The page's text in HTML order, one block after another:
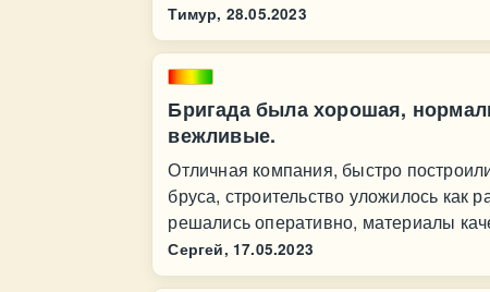
Тимур, 28.05.2023
Бригада была хорошая,
вежливые.
Отличная компания, быстро
бруса, строительство уложилось как
решались оперативно, материалы
Сергей, 17.05.2023